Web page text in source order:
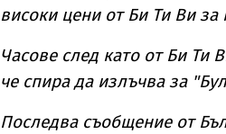
високи цени от Би Ти Ви за
Часове след като от Би Ти
че спира да излъчва за
Последва съобщение от